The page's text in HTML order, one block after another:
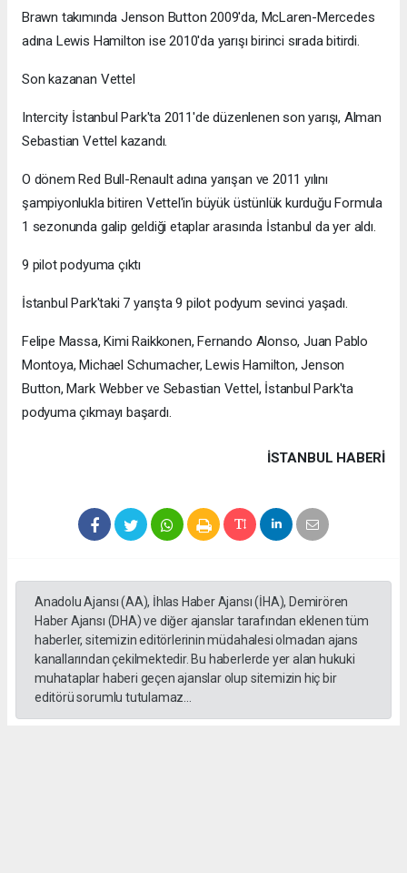
Brawn takımında Jenson Button 2009'da, McLaren-Mercedes
adına Lewis Hamilton ise 2010'da yarışı birinci sırada bitirdi.
Son kazanan Vettel
Intercity İstanbul Park'ta 2011'de düzenlenen son yarışı, Alman
Sebastian Vettel kazandı.
O dönem Red Bull-Renault adına yarışan ve 2011 yılını
şampiyonlukla bitiren Vettel'in büyük üstünlük kurduğu Formula
1 sezonunda galip geldiği etaplar arasında İstanbul da yer aldı.
9 pilot podyuma çıktı
İstanbul Park'taki 7 yarışta 9 pilot podyum sevinci yaşadı.
Felipe Massa, Kimi Raikkonen, Fernando Alonso, Juan Pablo
Montoya, Michael Schumacher, Lewis Hamilton, Jenson
Button, Mark Webber ve Sebastian Vettel, İstanbul Park'ta
podyuma çıkmayı başardı.
İSTANBUL HABERİ
Anadolu Ajansı (AA), İhlas Haber Ajansı (İHA), Demirören
Haber Ajansı (DHA) ve diğer ajanslar tarafından eklenen tüm
haberler, sitemizin editörlerinin müdahalesi olmadan ajans
kanallarından çekilmektedir. Bu haberlerde yer alan hukuki
muhataplar haberi geçen ajanslar olup sitemizin hiç bir
editörü sorumlu tutulamaz...